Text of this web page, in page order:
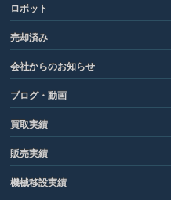
ロボット
売却済み
会社からのお知らせ
ブログ・動画
買取実績
販売実績
機械移設実績